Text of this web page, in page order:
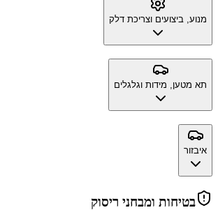
מנוע, ביצועים וצריכת דלק
תא מטען, מידות וגלגלים
איבזור
בטיחות ומבחני ריסוק